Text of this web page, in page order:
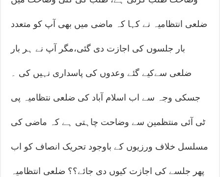
ضلعی انتظامیہ نے کہا کہ ماضی میں بھی آپ کو متعدد
بار جلسوں کی اجازت دی گئی،مگر آپ نے ہر بار
ضلعی سےکیے گئے وعدوں کی پاسداری نہیں کی ۔
جسکی وجہ سے اب اسلام آباد کی ضلعی نتظامیہ پی
ٹی آئی منتظمین سے وضاحت چاہتی ہے کہ ماضی کی
مسلسل خلاف ورزیوں کے باوجود تحریک انصاف کو اب
پھر جلسے کی اجازت کیوں دی جائے؟؟ ضلعی انتظامیہ